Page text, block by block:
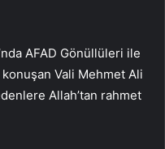
AFAD Gönüllüleri ile
Vali Mehmet Ali
Allah’tan rahmet